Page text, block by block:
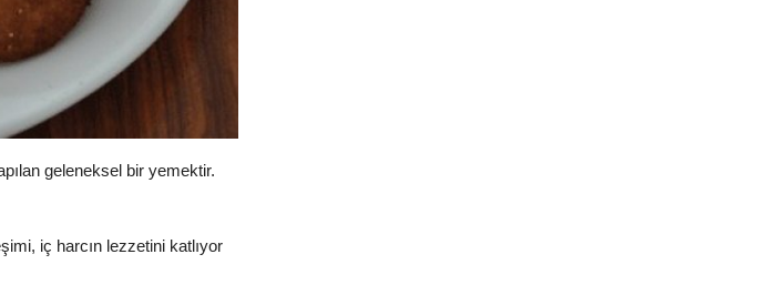
geleneksel bir yemektir.
iç harcın lezzetini katlıyor